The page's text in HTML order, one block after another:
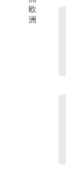
欧
洲